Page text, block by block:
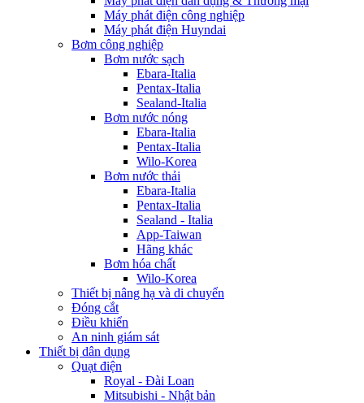
Máy phát điện công nghiệp
Máy phát điện Huyndai
Bơm công nghiệp
Bơm nước sạch
Ebara-Italia
Pentax-Italia
Sealand-Italia
Bơm nước nóng
Ebara-Italia
Pentax-Italia
Wilo-Korea
Bơm nước thải
Ebara-Italia
Pentax-Italia
Sealand - Italia
App-Taiwan
Hãng khác
Bơm hóa chất
Wilo-Korea
Thiết bị nâng hạ và di chuyển
Đóng cắt
Điều khiển
An ninh giám sát
Thiết bị dân dụng
Quạt điện
Royal - Đài Loan
Mitsubishi - Nhật bản